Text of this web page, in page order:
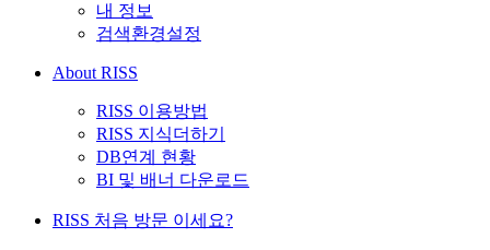
내 정보
검색환경설정
About RISS
RISS 이용방법
RISS 지식더하기
DB연계 현황
BI 및 배너 다운로드
RISS 처음 방문 이세요?